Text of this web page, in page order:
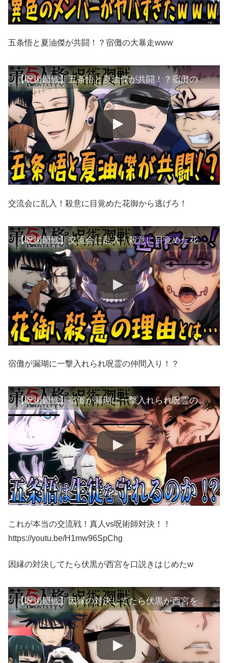
五条悟と夏油傑が共闘！？宿儺の大暴走www
【呪術廻戦】五条悟と夏油傑が共闘！？宿儺の大暴走www【第五人格】【声真似】
交流会に乱入！殺意に目覚めた花御から逃げろ！
【呪術廻戦】交流会に乱入！殺意に目覚めた花御から逃げろ！【第五人格】【声真似】
宿儺が漏瑚に一撃入れられ呪霊の仲間入り！？
【呪術廻戦】宿儺が漏瑚に一撃入れられ呪霊の仲間入り！？【第五人格】【声真似】
これが本当の交流戦！真人vs呪術師対決！！
https://youtu.be/H1mw96SpChg
因縁の対決してたら伏黒が西宮を口説きはじめたw
【呪術廻戦】因縁の対決してたら伏黒が西宮を口説きはじめたw【第五人格】【声真似】